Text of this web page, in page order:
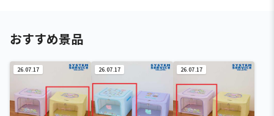
おすすめ景品
26.07.17 26.07.17 26.07.17